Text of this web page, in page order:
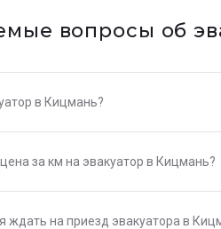
вопросы об
в Кицмань?
за км на эвакуатор в Кицмань?
ждать на приезд эвакуатора в